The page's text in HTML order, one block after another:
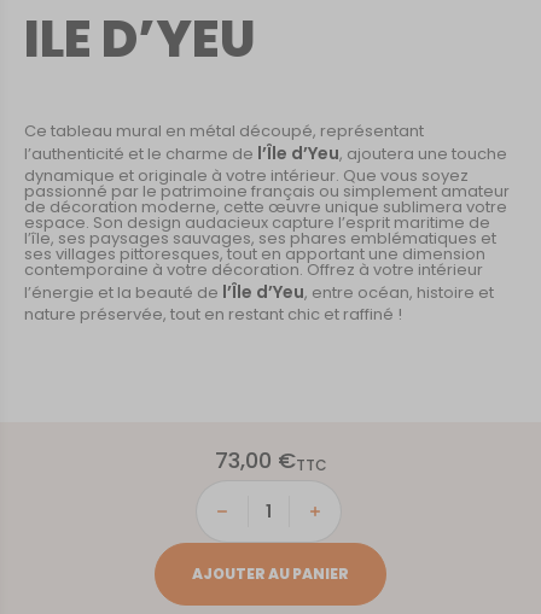
ILE D’YEU
Ce tableau mural en métal découpé, représentant
l’authenticité et le charme de l’Île d’Yeu, ajoutera une touche
dynamique et originale à votre intérieur. Que vous soyez
passionné par le patrimoine français ou simplement amateur
de décoration moderne, cette œuvre unique sublimera votre
espace. Son design audacieux capture l’esprit maritime de
l’île, ses paysages sauvages, ses phares emblématiques et
ses villages pittoresques, tout en apportant une dimension
contemporaine à votre décoration. Offrez à votre intérieur
l’énergie et la beauté de l’Île d’Yeu, entre océan, histoire et
nature préservée, tout en restant chic et raffiné !
73,00 €TTC
quantité
ILE
AJOUTER AU PANIER